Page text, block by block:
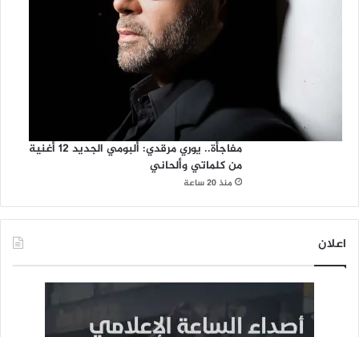
مفاجأة.. يوري مرقدي: ألبومي الجديد 12 أغنية
من كلماتي وألحاني
منذ 20 ساعة
اعلان